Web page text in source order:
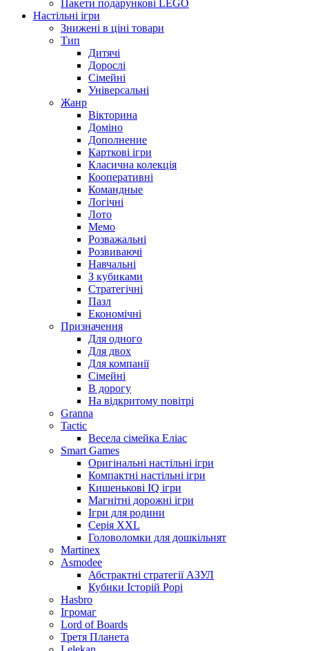
Пакети подарункові LEGO
Настільні ігри
Знижені в ціні товари
Тип
Дитячі
Дорослі
Сімейні
Універсальні
Жанр
Вікторина
Доміно
Дополнение
Карткові ігри
Класична колекція
Кооперативні
Командные
Логічні
Лото
Мемо
Розважальні
Розвиваючі
Навчальні
З кубиками
Стратегічні
Пазл
Економічні
Призначення
Для одного
Для двох
Для компанії
Сімейні
В дорогу
На відкритому повітрі
Granna
Tactic
Весела сімейка Еліас
Smart Games
Оригінальні настільні ігри
Компактні настільні ігри
Кишенькові IQ ігри
Магнітні дорожні ігри
Ігри для родини
Серія XXL
Головоломки для дошкільнят
Martinex
Asmodee
Абстрактні стратегії АЗУЛ
Кубики Історій Рорі
Hasbro
Ігромаг
Lord of Boards
Третя Планета